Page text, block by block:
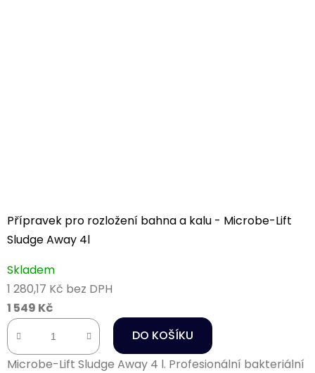
Přípravek pro rozložení bahna a kalu - Microbe-Lift
Sludge Away 4l
Skladem
1 280,17 Kč bez DPH
1 549 Kč
DO KOŠÍKU
Microbe-Lift Sludge Away 4 l. Profesionální bakteriální